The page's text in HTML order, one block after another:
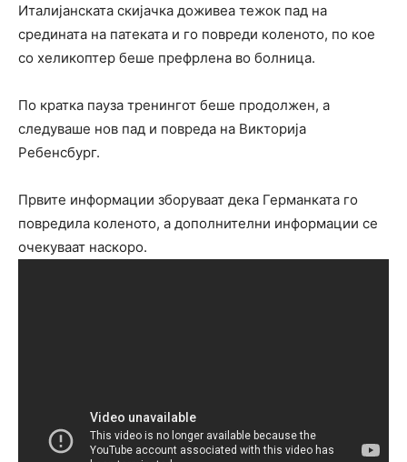
Италијанската скијачка доживеа тежок пад на
средината на патеката и го повреди коленото, по кое
со хеликоптер беше префрлена во болница.
По кратка пауза тренингот беше продолжен, а
следуваше нов пад и повреда на Викторија
Ребенсбург.
Првите информации зборуваат дека Германката го
повредила коленото, а дополнителни информации се
очекуваат наскоро.